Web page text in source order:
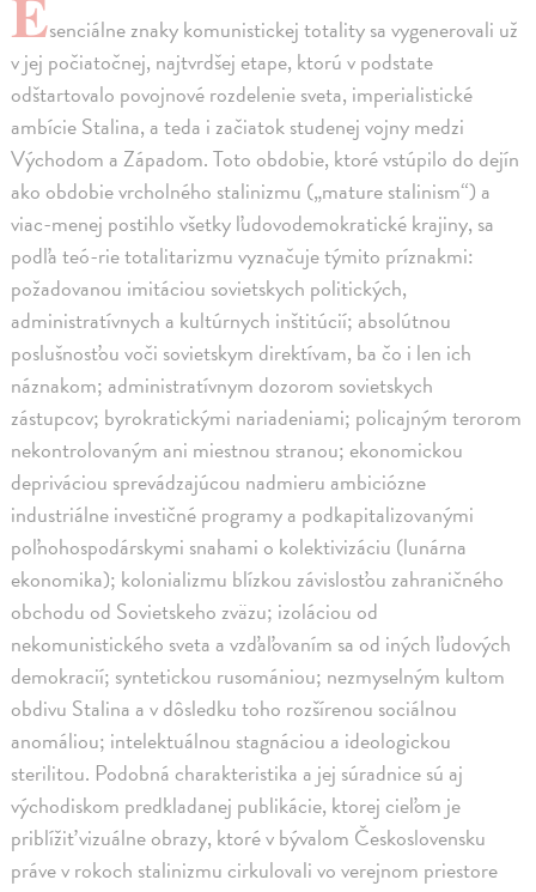
senciálne znaky komunistickej totality sa vygenerovali už
v jej počiatočnej, najtvrdšej etape, ktorú v podstate
odštartovalo povojnové rozdelenie sveta, imperialistické
ambície Stalina, a teda i začiatok studenej vojny medzi
Východom a Západom. Toto obdobie, ktoré vstúpilo do dejín
ako obdobie vrcholného stalinizmu („mature stalinism“) a
viac-menej postihlo všetky ľudovodemokratické krajiny, sa
podľa teó-rie totalitarizmu vyznačuje týmito príznakmi:
požadovanou imitáciou sovietskych politických,
administratívnych a kultúrnych inštitúcií; absolútnou
poslušnosťou voči sovietskym direktívam, ba čo i len ich
náznakom; administratívnym dozorom sovietskych
zástupcov; byrokratickými nariadeniami; policajným terorom
nekontrolovaným ani miestnou stranou; ekonomickou
depriváciou sprevádzajúcou nadmieru ambiciózne
industriálne investičné programy a podkapitalizovanými
poľnohospodárskymi snahami o kolektivizáciu (lunárna
ekonomika); kolonializmu blízkou závislosťou zahraničného
obchodu od Sovietskeho zväzu; izoláciou od
nekomunistického sveta a vzďaľovaním sa od iných ľudových
demokracií; syntetickou rusomániou; nezmyselným kultom
obdivu Stalina a v dôsledku toho rozšírenou sociálnou
anomáliou; intelektuálnou stagnáciou a ideologickou
sterilitou. Podobná charakteristika a jej súradnice sú aj
východiskom predkladanej publikácie, ktorej cieľom je
priblížiť vizuálne obrazy, ktoré v bývalom Československu
práve v rokoch stalinizmu cirkulovali vo verejnom priestore